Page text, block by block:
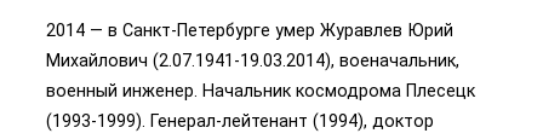
2014 — в Санкт-Петербурге умер Журавлев Юрий
Михайлович (2.07.1941-19.03.2014), военачальник,
военный инженер. Начальник космодрома Плесецк
(1993-1999). Генерал-лейтенант (1994), доктор